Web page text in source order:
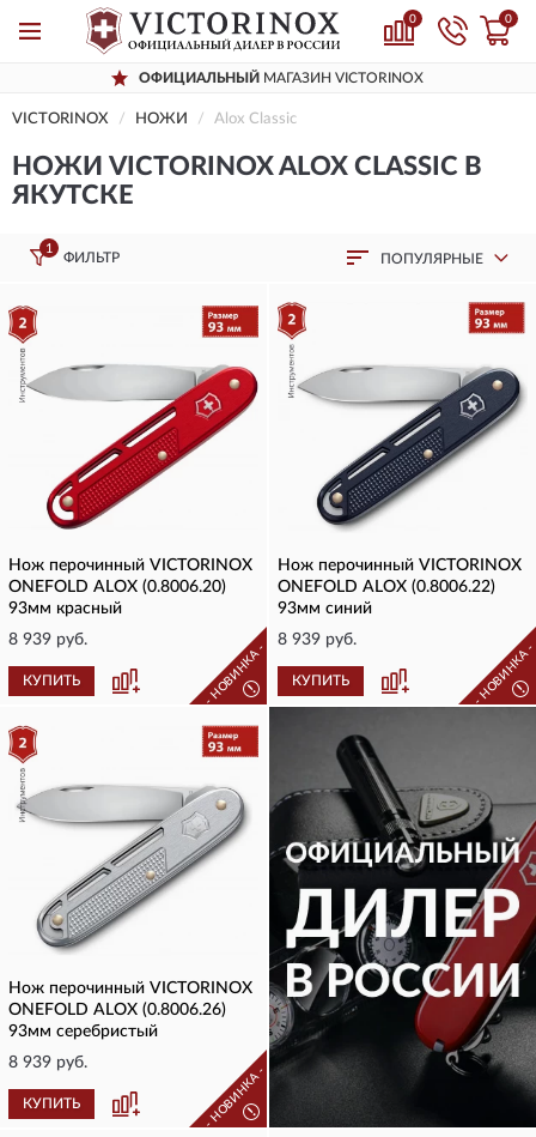
0 0
ОФИЦИАЛЬНЫЙ МАГАЗИН VICTORINOX
VICTORINOX НОЖИ Alox Classic
НОЖИ VICTORINOX ALOX CLASSIC В
ЯКУТСКЕ
1
ФИЛЬТР ПОПУЛЯРНЫЕ
Нож перочинный VICTORINOX
ONEFOLD ALOX (0.8006.20)
93мм красный
8 939 руб.
КУПИТЬ - НОВИНКА -
!
Нож перочинный VICTORINOX
ONEFOLD ALOX (0.8006.22)
93мм синий
8 939 руб.
КУПИТЬ - НОВИНКА -
!
Нож перочинный VICTORINOX
ONEFOLD ALOX (0.8006.26)
93мм серебристый
8 939 руб.
КУПИТЬ - НОВИНКА -
!
КУПИТЬ